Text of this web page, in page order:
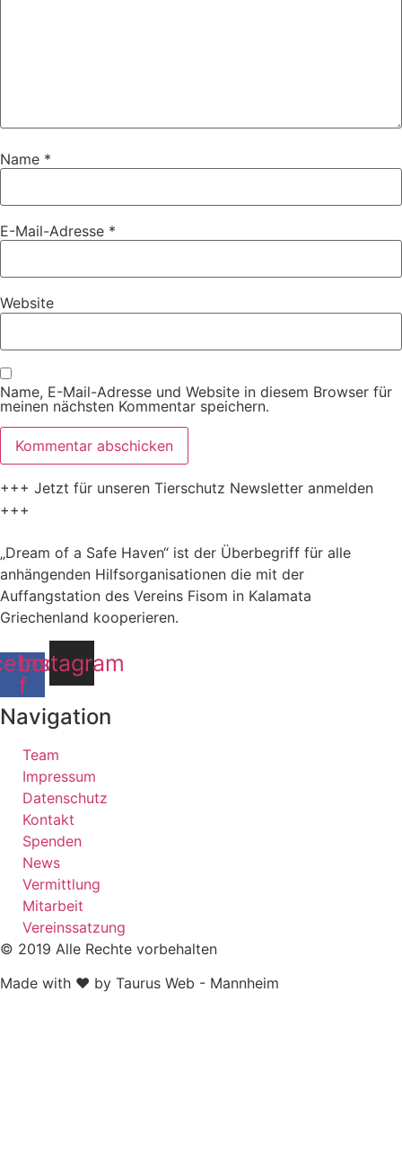
Name *
E-Mail-Adresse *
Website
Name, E-Mail-Adresse und Website in diesem Browser für
meinen nächsten Kommentar speichern.
+++ Jetzt für unseren Tierschutz Newsletter anmelden
+++
„Dream of a Safe Haven“ ist der Überbegriff für alle
anhängenden Hilfsorganisationen die mit der
Auffangstation des Vereins Fisom in Kalamata
Griechenland kooperieren.
f
Instagram
Navigation
Team
Impressum
Datenschutz
Kontakt
Spenden
News
Vermittlung
Mitarbeit
Vereinssatzung
© 2019 Alle Rechte vorbehalten
Made with ❤ by Taurus Web - Mannheim